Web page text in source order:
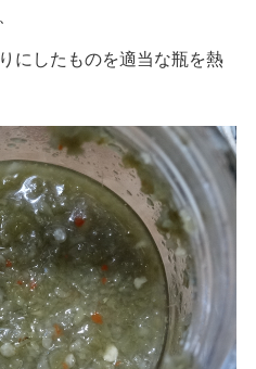
にしたものを適当な瓶を熱